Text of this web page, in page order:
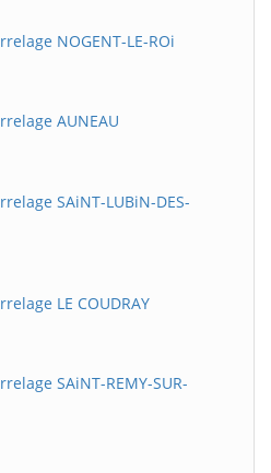
NOGENT-LE-ROi
AUNEAU
SAiNT-LUBiN-DES-
LE COUDRAY
SAiNT-REMY-SUR-